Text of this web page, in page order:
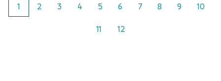
1 2 3 4 5 6 7 8 9 10
11 12